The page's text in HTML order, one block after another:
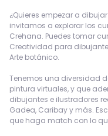
¿Quieres empezar a
invitamos a explorar los
Crehana. Puedes tomar
Creatividad para
Arte botánico.
Tenemos una diversidad
pintura virtuales, y que
dibujantes e ilustradores
Gadea, Caribay y más.
que haga match con lo